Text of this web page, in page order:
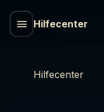
Hilfecenter
Hilfecenter